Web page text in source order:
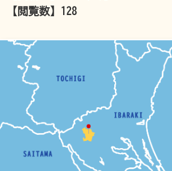
【閲覧数】 128